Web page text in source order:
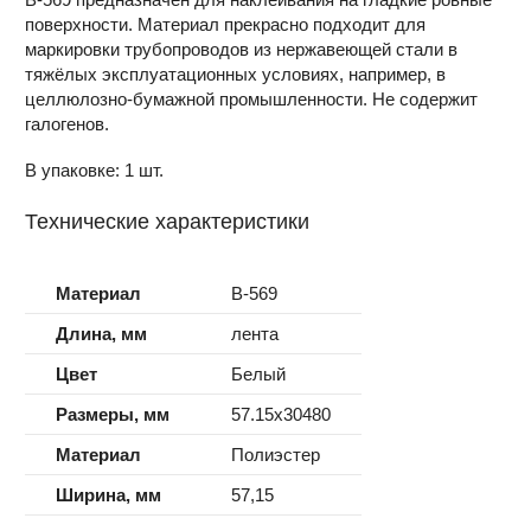
поверхности. Материал прекрасно подходит для
маркировки трубопроводов из нержавеющей стали в
тяжёлых эксплуатационных условиях, например, в
целлюлозно-бумажной промышленности. Не содержит
галогенов.
В упаковке: 1 шт.
Технические характеристики
Материал
B-569
Длина, мм
лента
Цвет
Белый
Размеры, мм
57.15x30480
Материал
Полиэстер
Ширина, мм
57,15